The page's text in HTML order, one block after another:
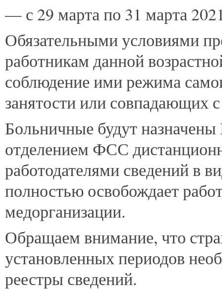
— с 29 марта по 31 марта
Обязательными условиями
работникам данной
соблюдение ими режима
занятости или совпадающих
Больничные будут
отделением ФСС
работодателями сведений в
полностью освобождает
медорганизации.
Обращаем внимание, что
установленных периодов
реестры сведений.